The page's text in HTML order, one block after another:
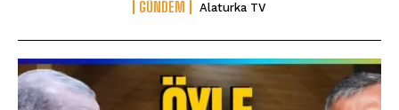
GÜNDEM Alaturka TV